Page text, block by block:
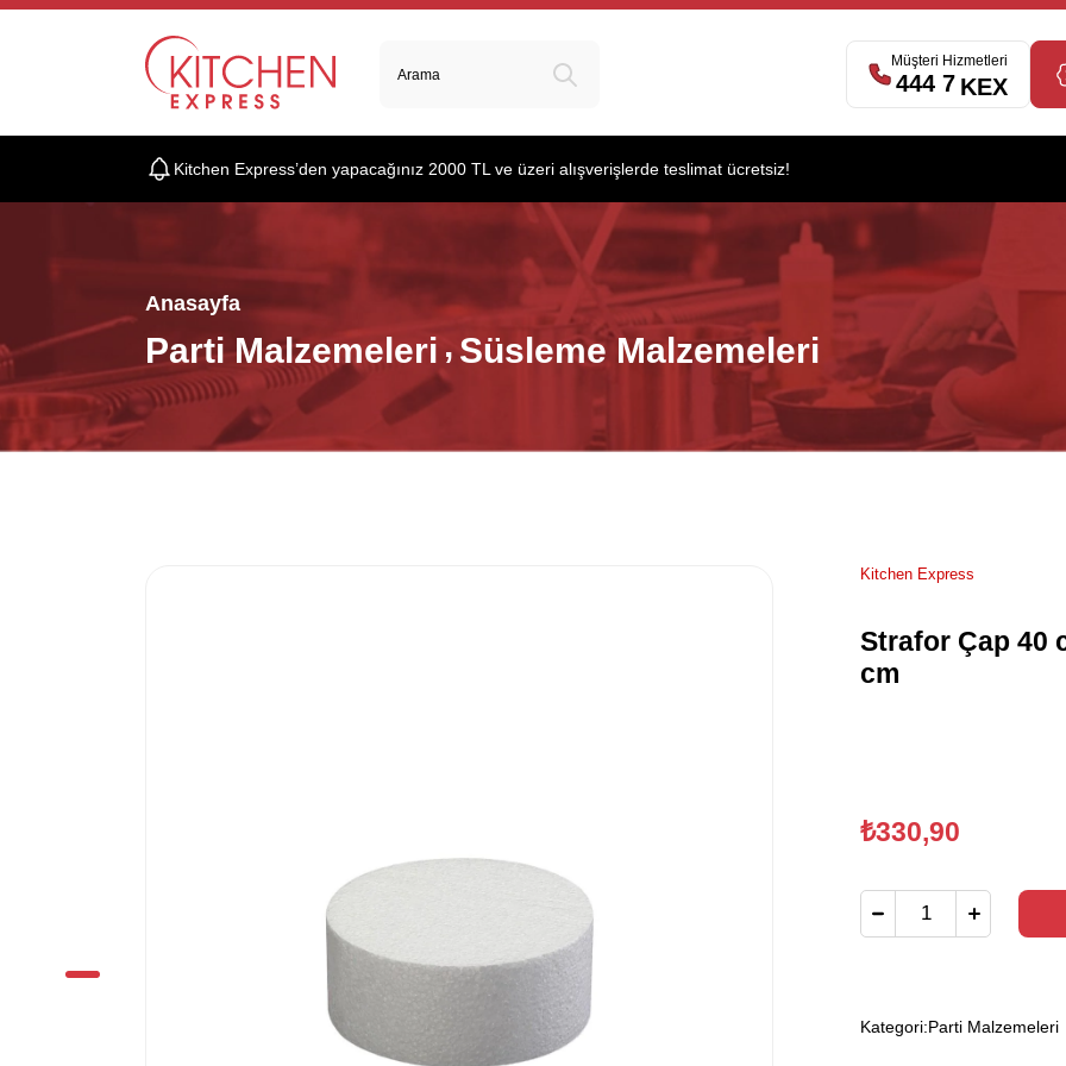
Müşteri Hizmetleri
444 7 539
Kitchen Express’den yapacağınız 2000 TL ve üzeri alışverişlerde teslimat ücretsiz!
Anasayfa
Parti Malzemeleri Süsleme Malzemeleri
Kitchen Express
Strafor Çap 40
cm
₺330,90
Kategori:Parti Malzemeleri